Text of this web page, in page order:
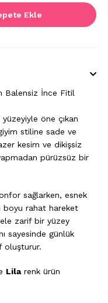
Balensiz İnce Fitil
öne çıkan
stiline sade ve
kesim ve dikişsiz
pürüzsüz bir
sağlarken, esnek
boyu rahat hareket
zarif bir yüzey
sayesinde günlük
oluşturur.
Lilarenk ürün